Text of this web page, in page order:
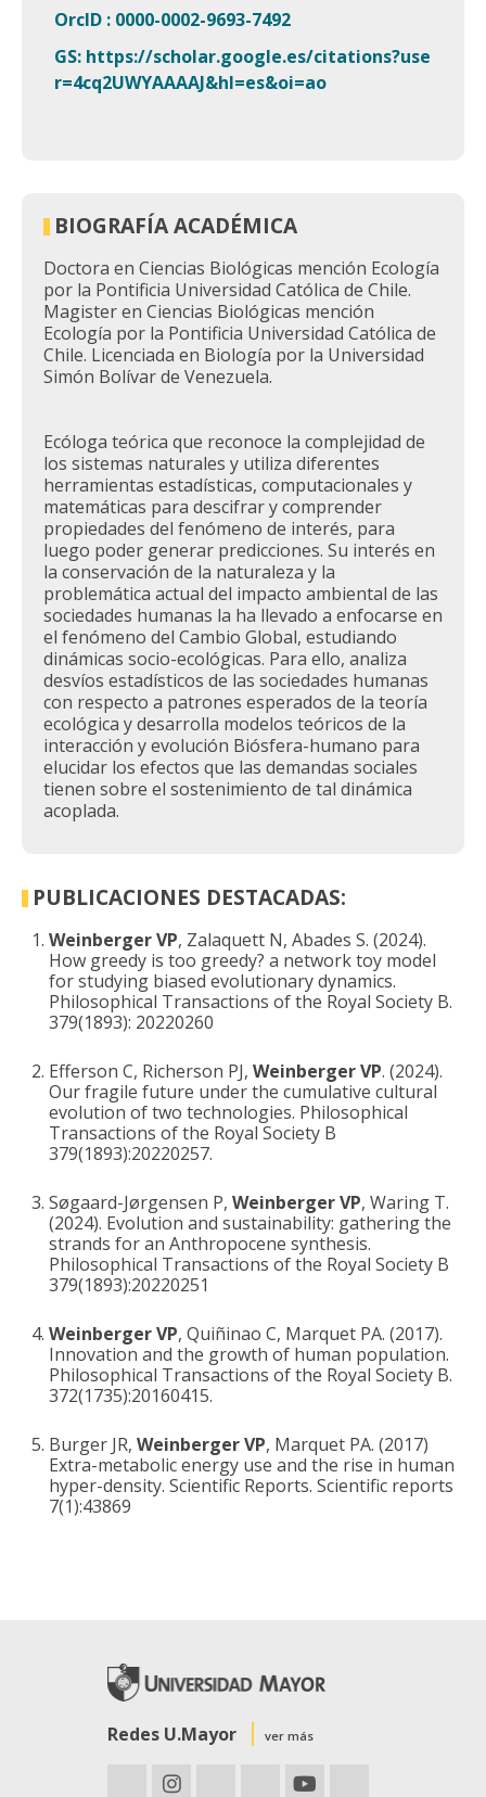
OrcID : 0000-0002-9693-7492
GS: https://scholar.google.es/citations?use
r=4cq2UWYAAAAJ&hl=es&oi=ao
BIOGRAFÍA ACADÉMICA
Doctora en Ciencias Biológicas mención Ecología
por la Pontificia Universidad Católica de Chile.
Magister en Ciencias Biológicas mención
Ecología por la Pontificia Universidad Católica de
Chile. Licenciada en Biología por la Universidad
Simón Bolívar de Venezuela.
Ecóloga teórica que reconoce la complejidad de
los sistemas naturales y utiliza diferentes
herramientas estadísticas, computacionales y
matemáticas para descifrar y comprender
propiedades del fenómeno de interés, para
luego poder generar predicciones. Su interés en
la conservación de la naturaleza y la
problemática actual del impacto ambiental de las
sociedades humanas la ha llevado a enfocarse en
el fenómeno del Cambio Global, estudiando
dinámicas socio-ecológicas. Para ello, analiza
desvíos estadísticos de las sociedades humanas
con respecto a patrones esperados de la teoría
ecológica y desarrolla modelos teóricos de la
interacción y evolución Biósfera-humano para
elucidar los efectos que las demandas sociales
tienen sobre el sostenimiento de tal dinámica
acoplada.
PUBLICACIONES DESTACADAS:
Weinberger VP, Zalaquett N, Abades S. (2024).
How greedy is too greedy? a network toy model
for studying biased evolutionary dynamics.
Philosophical Transactions of the Royal Society B.
379(1893): 20220260
Efferson C, Richerson PJ, Weinberger VP. (2024).
Our fragile future under the cumulative cultural
evolution of two technologies. Philosophical
Transactions of the Royal Society B
379(1893):20220257.
Søgaard-Jørgensen P, Weinberger VP, Waring T.
(2024). Evolution and sustainability: gathering the
strands for an Anthropocene synthesis.
Philosophical Transactions of the Royal Society B
379(1893):20220251
Weinberger VP, Quiñinao C, Marquet PA. (2017).
Innovation and the growth of human population.
Philosophical Transactions of the Royal Society B.
372(1735):20160415.
Burger JR, Weinberger VP, Marquet PA. (2017)
Extra-metabolic energy use and the rise in human
hyper-density. Scientific Reports. Scientific reports
7(1):43869
Redes U.Mayor ver más